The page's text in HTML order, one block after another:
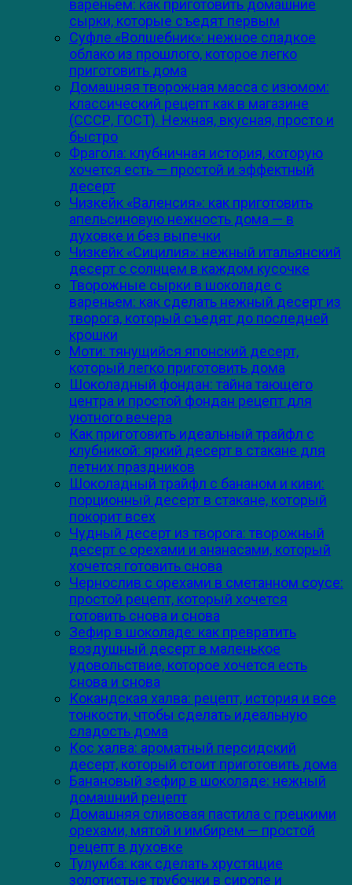
вареньем: как приготовить домашние
сырки, которые съедят первым
Суфле «Волшебник»: нежное сладкое
облако из прошлого, которое легко
приготовить дома
Домашняя творожная масса с изюмом:
классический рецепт как в магазине
(СССР, ГОСТ). Нежная, вкусная, просто и
быстро
Фрагола: клубничная история, которую
хочется есть — простой и эффектный
десерт
Чизкейк «Валенсия»: как приготовить
апельсиновую нежность дома — в
духовке и без выпечки
Чизкейк «Сицилия»: нежный итальянский
десерт с солнцем в каждом кусочке
Творожные сырки в шоколаде с
вареньем: как сделать нежный десерт из
творога, который съедят до последней
крошки
Моти: тянущийся японский десерт,
который легко приготовить дома
Шоколадный фондан: тайна тающего
центра и простой фондан рецепт для
уютного вечера
Как приготовить идеальный трайфл с
клубникой: яркий десерт в стакане для
летних праздников
Шоколадный трайфл с бананом и киви:
порционный десерт в стакане, который
покорит всех
Чудный десерт из творога: творожный
десерт с орехами и ананасами, который
хочется готовить снова
Чернослив с орехами в сметанном соусе:
простой рецепт, который хочется
готовить снова и снова
Зефир в шоколаде: как превратить
воздушный десерт в маленькое
удовольствие, которое хочется есть
снова и снова
Кокандская халва: рецепт, история и все
тонкости, чтобы сделать идеальную
сладость дома
Кос халва: ароматный персидский
десерт, который стоит приготовить дома
Банановый зефир в шоколаде: нежный
домашний рецепт
Домашняя сливовая пастила с грецкими
орехами, мятой и имбирем — простой
рецепт в духовке
Тулумба: как сделать хрустящие
золотистые трубочки в сиропе и